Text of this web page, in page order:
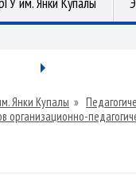
Янки Купалы »